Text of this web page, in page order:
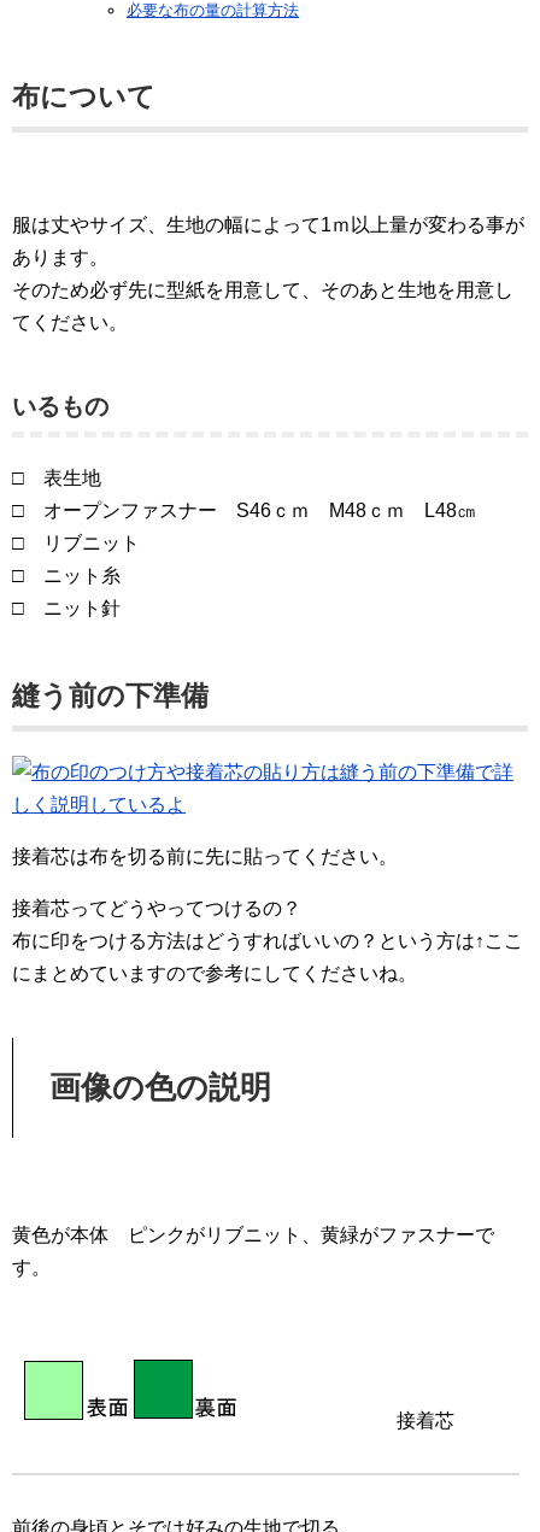
必要な布の量の計算方法
布について
服は丈やサイズ、生地の幅によって1ｍ以上量が変わる事が
あります。
そのため必ず先に型紙を用意して、そのあと生地を用意し
てください。
いるもの
□ 表生地
□ オープンファスナー S46ｃｍ M48ｃｍ L48㎝
□ リブニット
□ ニット糸
□ ニット針
縫う前の下準備
接着芯は布を切る前に先に貼ってください。
接着芯ってどうやってつけるの？
布に印をつける方法はどうすればいいの？という方は↑ここ
にまとめていますので参考にしてくださいね。
画像の色の説明
黄色が本体 ピンクがリブニット、黄緑がファスナーで
す。
接着芯